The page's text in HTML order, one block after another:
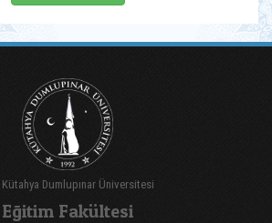
Kütahya Dumlupınar Üniversitesi
Eğitim Fakültesi